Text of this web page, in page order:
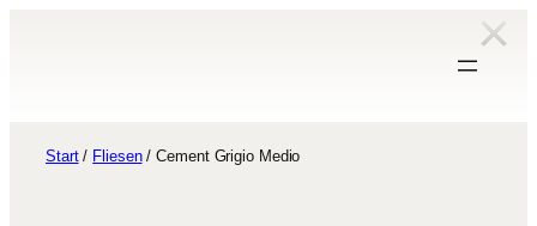
Start/ Fliesen/ Cement Grigio Medio